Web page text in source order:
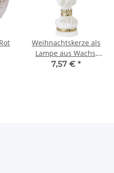
Weihnachtskerze als
Lampe aus Wachs,
Geschenkkerze,
7,57 € *